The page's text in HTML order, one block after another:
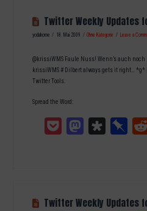
Twitter Weekly Updates
yodahome 18. Mai 2009 Ohne Kategorie Leave a
@krissiWMS Faule Nuss! Wenn’s auch
krissiWMS # Dilbert always gets it right…
Twitter Tools.
Spread the Word:
Pocket MastodonDiaspora
Twitter Weekly Updates